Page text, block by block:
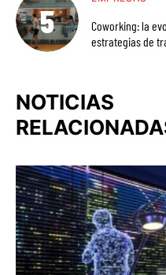
Coworking: la
estrategias de
NOTICIAS